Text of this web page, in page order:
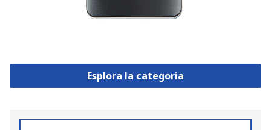
Esplora la categoria